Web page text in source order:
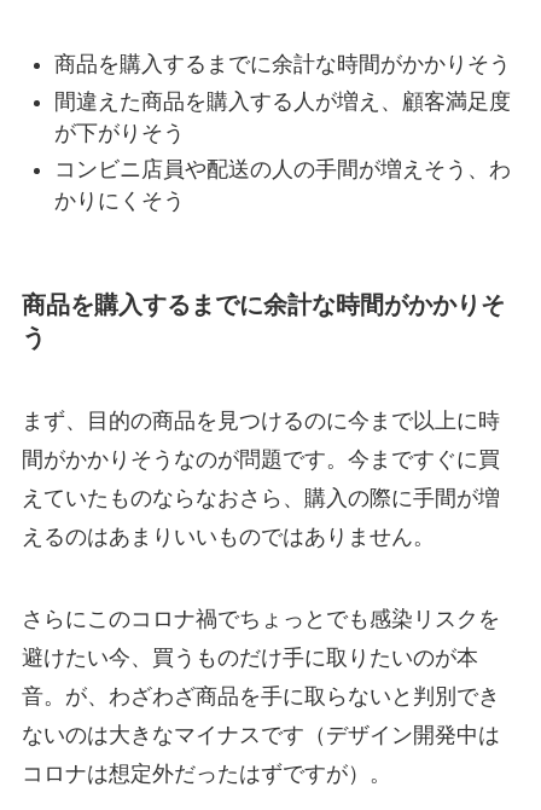
商品を購入するまでに余計な時間がかかりそう
間違えた商品を購入する人が増え、顧客満足度
が下がりそう
コンビニ店員や配送の人の手間が増えそう、わ
かりにくそう
商品を購入するまでに余計な時間がかかりそ
う
まず、目的の商品を見つけるのに今まで以上に時
間がかかりそうなのが問題です。今まですぐに買
えていたものならなおさら、購入の際に手間が増
えるのはあまりいいものではありません。
さらにこのコロナ禍でちょっとでも感染リスクを
避けたい今、買うものだけ手に取りたいのが本
音。が、わざわざ商品を手に取らないと判別でき
ないのは大きなマイナスです（デザイン開発中は
コロナは想定外だったはずですが）。